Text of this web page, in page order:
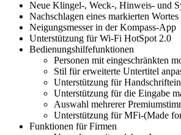
Neue Klingel-, Weck-, Hinweis- und
Nachschlagen eines markierten
Neigungsmesser in der Kompass-App
Unterstützung für Wi-Fi HotSpot 2.0
Bedienungshilfefunktionen
Personen mit eingeschränkten
Stil für erweiterte Untertitel
Unterstützung für
Unterstützung für die Eingabe
Auswahl mehrerer
Unterstützung für MFi-(Made
Funktionen für Firmen